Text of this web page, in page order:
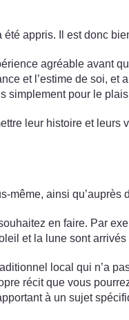
appris. Il est donc
agréable avant
et l’estime de soi,
simplement pour le
leur histoire et
même, ainsi qu’auprès
en faire. Par
et la lune sont
local qui n’a
récit que vous
à un sujet